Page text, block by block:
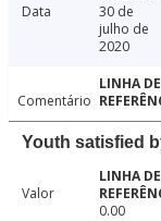
Data
30 de
julho de
2020
Comentário
Youth satisfied
Valor
0.00